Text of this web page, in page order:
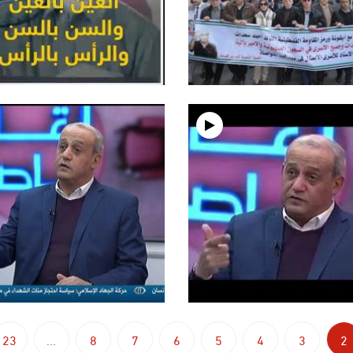
2
3
4
5
6
7
8
...
23